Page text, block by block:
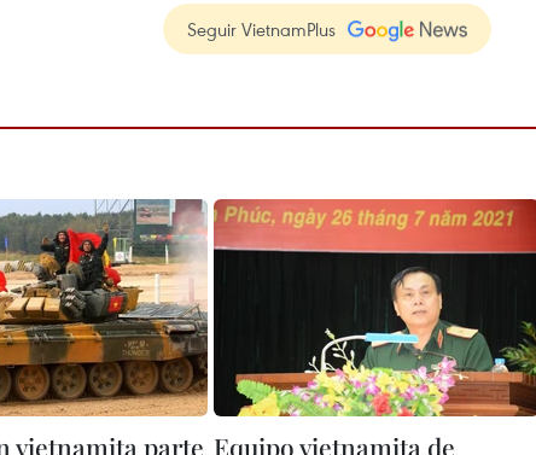
Seguir VietnamPlus
vietnamita parte Equipo vietnamita de